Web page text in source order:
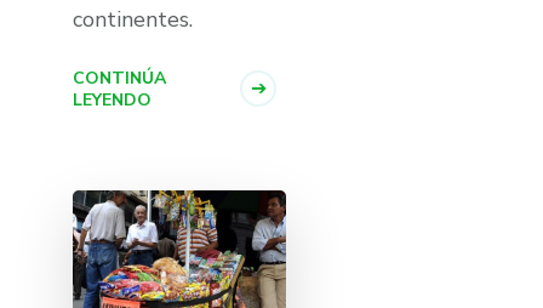
continentes.
CONTINÚA
LEYENDO